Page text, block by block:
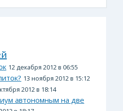
12 декабря 2012 в 06:55
13 ноября 2012 в 15:12
2012 в 18:14
автономным на две